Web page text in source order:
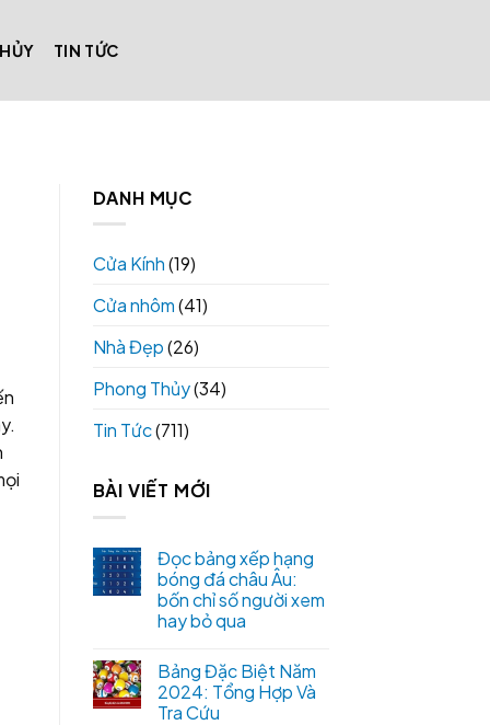
TIN TỨC
DANH MỤC
Cửa Kính(19)
Cửa nhôm(41)
Nhà Đẹp(26)
Phong Thủy(34)
Tin Tức(711)
BÀI VIẾT MỚI
Đọc bảng xếp hạng
bóng đá châu Âu:
bốn chỉ số người xem
hay bỏ qua
Bảng Đặc Biệt Năm
2024: Tổng Hợp Và
Tra Cứu